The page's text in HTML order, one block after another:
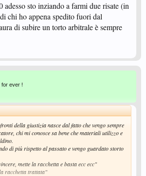
adesso sto inziando a farmi due risate (in
chi ho appena spedito fuori dal
di subire un torto arbitrale è sempre
for ever !
della giustizia nasce dal fatto che vengo sempre
chi mi conosce sa bene che materiali utilizzo e
di più rispetto al passato e vengo guardato storto
mette la racchetta e basta ecc ecc"
racchetta trattata"